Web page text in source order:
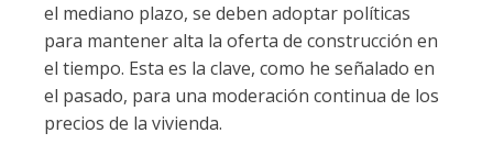
el mediano plazo, se deben adoptar políticas
para mantener alta la oferta de construcción en
el tiempo. Esta es la clave, como he señalado en
el pasado, para una moderación continua de los
precios de la vivienda.